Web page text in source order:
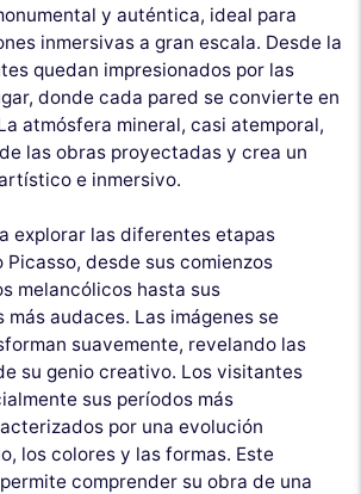
y auténtica, ideal para
inmersivas a gran escala. Desde la
quedan impresionados por las
donde cada pared se convierte en
atmósfera mineral, casi atemporal,
las obras proyectadas y crea un
e inmersivo.
explorar las diferentes etapas
desde sus comienzos
melancólicos hasta sus
audaces. Las imágenes se
suavemente, revelando las
su genio creativo. Los visitantes
sus períodos más
por una evolución
los colores y las formas. Este
comprender su obra de una